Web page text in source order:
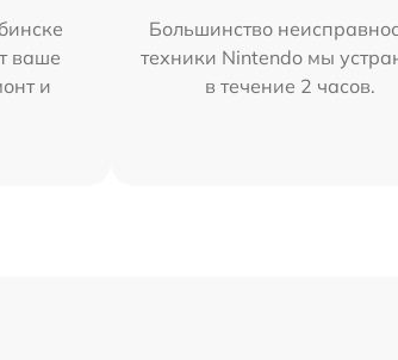
ваше
и
Большинство
техники Nintendo мы
в течение 2 часов.